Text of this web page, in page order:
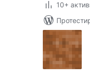
10+